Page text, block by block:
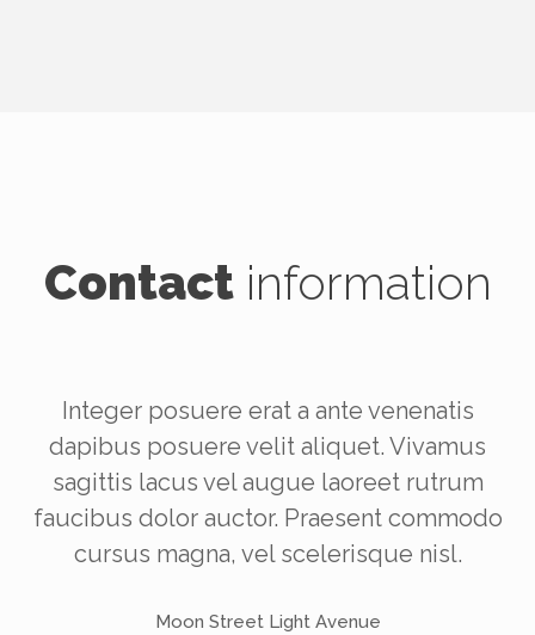
Contactinformation
Integer posuere erat a ante venenatis
dapibus posuere velit aliquet. Vivamus
sagittis lacus vel augue laoreet rutrum
faucibus dolor auctor. Praesent commodo
cursus magna, vel scelerisque nisl.
Moon Street Light Avenue